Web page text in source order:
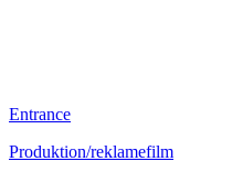
Entrance
Produktion/reklamefilm